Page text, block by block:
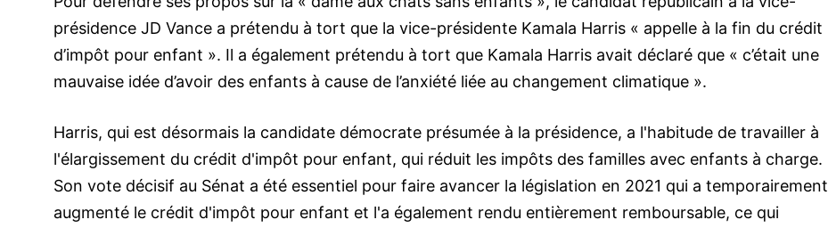
présidence JD Vance a prétendu à tort que la vice-présidente Kamala Harris « appelle à la fin du crédit
d’impôt pour enfant ». Il a également prétendu à tort que Kamala Harris avait déclaré que « c’était une
mauvaise idée d’avoir des enfants à cause de l’anxiété liée au changement climatique ».
Harris, qui est désormais la candidate démocrate présumée à la présidence, a l'habitude de travailler à
l'élargissement du crédit d'impôt pour enfant, qui réduit les impôts des familles avec enfants à charge.
Son vote décisif au Sénat a été essentiel pour faire avancer la législation en 2021 qui a temporairement
augmenté le crédit d'impôt pour enfant et l'a également rendu entièrement remboursable, ce qui